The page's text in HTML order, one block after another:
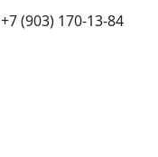
+7 (903) 170-13-84